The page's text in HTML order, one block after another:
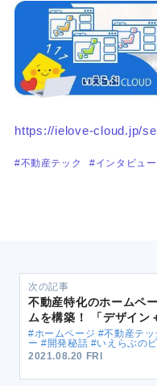
https://ielove-cloud.jp/
#不動産テック #インタビュー
次の記事
不動産特化のホームペ
ムを構築！ 「デザイン
#ホームページ #不動産テ
ー #開発秘話 #いえらぶの
2021.08.20 FRI